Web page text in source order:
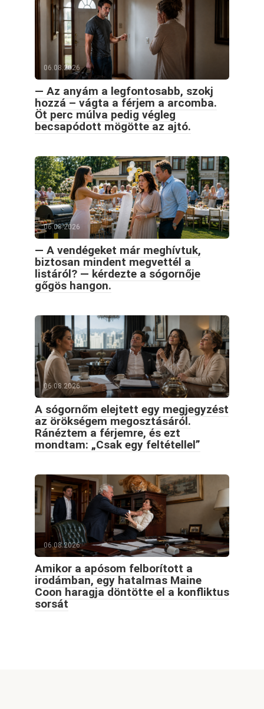
06.08.2026
— Az anyám a legfontosabb, szokj
hozzá – vágta a férjem a arcomba.
Öt perc múlva pedig végleg
becsapódott mögötte az ajtó.
06.08.2026
— A vendégeket már meghívtuk,
biztosan mindent megvettél a
listáról? — kérdezte a sógornője
gőgös hangon.
06.08.2026
A sógornőm elejtett egy megjegyzést
az örökségem megosztásáról.
Ránéztem a férjemre, és ezt
mondtam: „Csak egy feltétellel”
06.08.2026
Amikor a apósom felborított a
irodámban, egy hatalmas Maine
Coon haragja döntötte el a konfliktus
sorsát